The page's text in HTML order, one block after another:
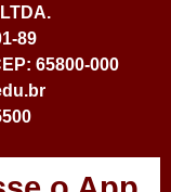
89
65800-000